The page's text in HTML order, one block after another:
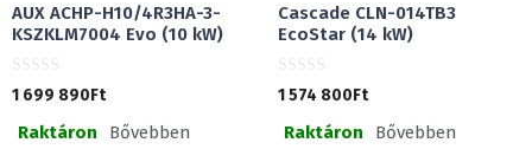
AUX ACHP-H10/4R3HA-3-
KSZKLM7004 Evo (10 kW)
0
a
5
1 699 890Ft
Raktáron Bővebben
Cascade CLN-014TB3
EcoStar (14 kW)
0
a
5
1 574 800Ft
Raktáron Bővebben